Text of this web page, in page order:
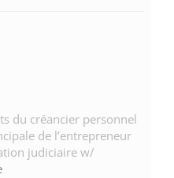
du créancier personnel
de l’entrepreneur
judiciaire w/